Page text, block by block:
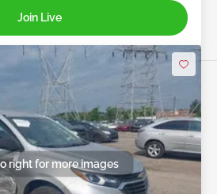
Join Live
right for more images